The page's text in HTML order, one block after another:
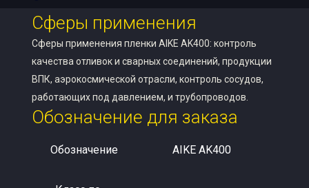
Сферы применения
Сферы применения пленки AIKE AK400: контроль
качества отливок и сварных соединений, продукции
ВПК, аэрокосмической отрасли, контроль сосудов,
работающих под давлением, и трубопроводов.
Обозначение для заказа
Обозначение AIKE AK400